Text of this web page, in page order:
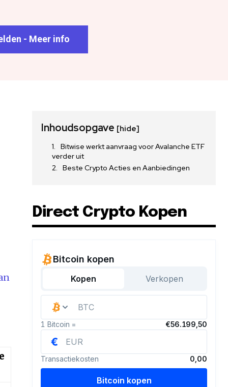
- Meer info
Inhoudsopgave [hide]
Bitwise werkt aanvraag voor Avalanche ETF
verder uit
Beste Crypto Acties en Aanbiedingen
Direct Crypto Kopen